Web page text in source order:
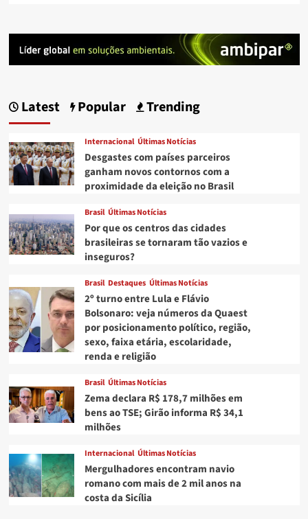
Latest Popular Trending
Internacional Últimas Notícias
Desgastes com países parceiros
ganham novos contornos com a
proximidade da eleição no Brasil
Brasil Últimas Notícias
Por que os centros das cidades
brasileiras se tornaram tão vazios e
inseguros?
Brasil Destaques Últimas Notícias
2º turno entre Lula e Flávio
Bolsonaro: veja números da Quaest
por posicionamento político, região,
sexo, faixa etária, escolaridade,
renda e religião
Brasil Últimas Notícias
Zema declara R$ 178,7 milhões em
bens ao TSE; Girão informa R$ 34,1
milhões
Internacional Últimas Notícias
Mergulhadores encontram navio
romano com mais de 2 mil anos na
costa da Sicília